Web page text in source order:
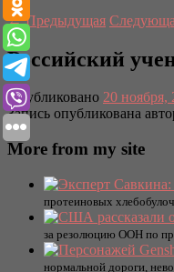
←Предыдущая
Российский
Опубликовано 20 ноября,
Запись опубликована
More from my site
протеиновых
за резолюцию ООН по
нормальной дороги,